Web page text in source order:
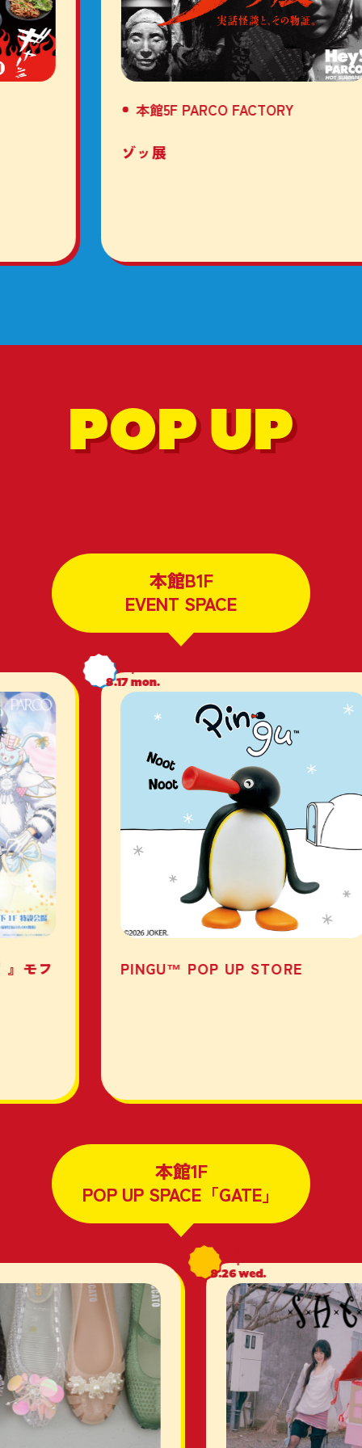
本館5F PARCO FACTORY
ゾッ展
POP UP
本館B1F
EVENT SPACE
モフ
8.4
8.17mon.
PINGU™ POP UP STORE
本館1F
POP UP SPACE「GATE」
8.26wed.